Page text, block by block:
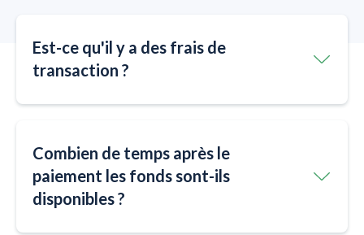
Est-ce qu'il y a des frais de
transaction ?
Combien de temps après le
paiement les fonds sont-ils
disponibles ?